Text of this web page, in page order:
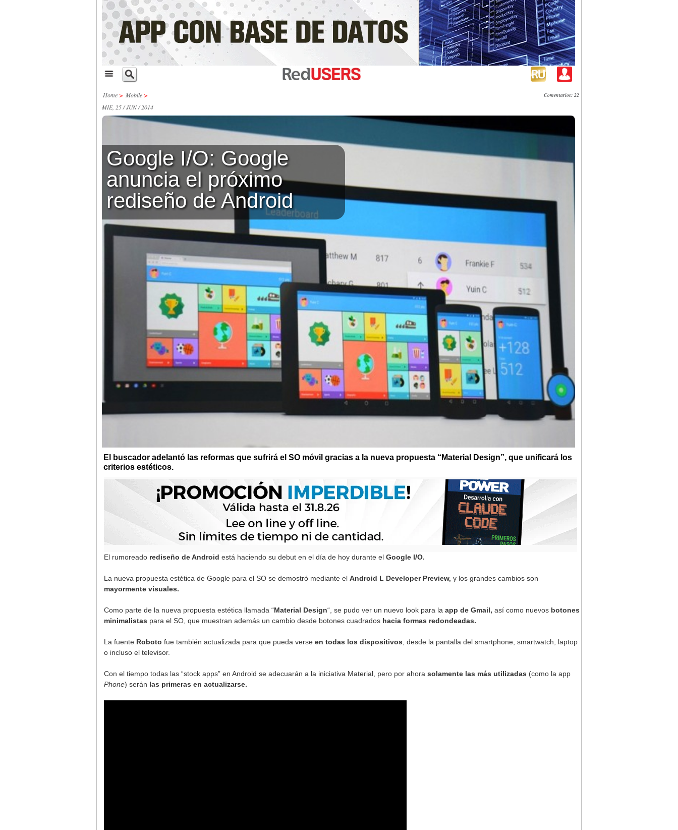
Home> Mobile> Comentarios: 22
MIE, 25 / JUN / 2014
Google I/O: Google
anuncia el próximo
rediseño de Android
El buscador adelantó las reformas que sufrirá el SO móvil gracias a la nueva propuesta “Material Design”, que unificará los
criterios estéticos.
El rumoreado rediseño de Android está haciendo su debut en el día de hoy durante el Google I/O.
La nueva propuesta estética de Google para el SO se demostró mediante el Android L Developer Preview, y los grandes cambios son
mayormente visuales.
Como parte de la nueva propuesta estética llamada “Material Design“, se pudo ver un nuevo look para la app de Gmail, así como nuevos botones
minimalistas para el SO, que muestran además un cambio desde botones cuadrados hacia formas redondeadas.
La fuente Roboto fue también actualizada para que pueda verse en todas los dispositivos , desde la pantalla del smartphone, smartwatch, laptop
o incluso el televisor.
Con el tiempo todas las “stock apps” en Android se adecuarán a la iniciativa Material, pero por ahora solamente las más utilizadas (como la app
Phone) serán las primeras en actualizarse.